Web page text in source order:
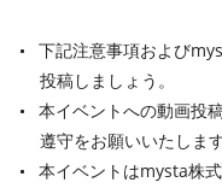
下記注意事項および
投稿しましょう。
本イベントへの動画投
遵守をお願いいたします
本イベントはmysta株